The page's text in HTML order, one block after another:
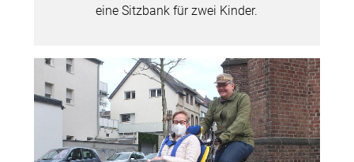
eine Sitzbank für zwei Kinder.